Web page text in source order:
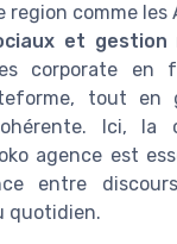
region comme les
et gestion
corporate en
tout en
Ici, la
agence est
entre
quotidien.